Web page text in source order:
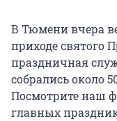
В Тюмени вчера
приходе святого
праздничная
собрались около
Посмотрите наш
главных